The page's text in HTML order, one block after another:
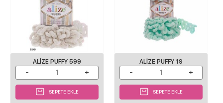
ALIZE PUFFY 599
SEPETE EKLE
ALIZE PUFFY 19
SEPETE EKLE